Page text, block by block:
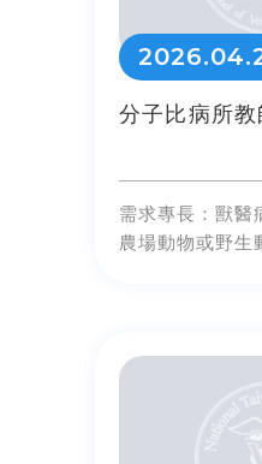
分子比病所
需求專長：獸醫
農場動物或野生